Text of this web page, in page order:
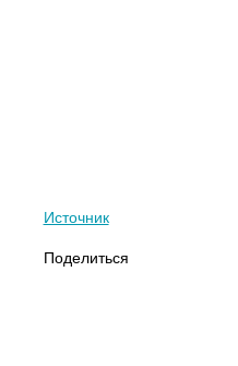
Источник
Поделиться